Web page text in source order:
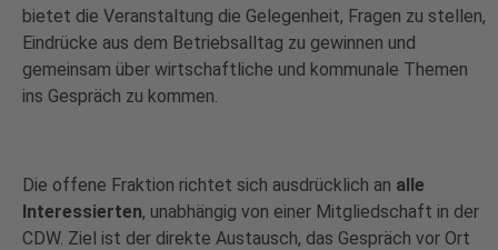
bietet die Veranstaltung die Gelegenheit, Fragen zu stellen,
Eindrücke aus dem Betriebsalltag zu gewinnen und
gemeinsam über wirtschaftliche und kommunale Themen
ins Gespräch zu kommen.
Die offene Fraktion richtet sich ausdrücklich an alle
Interessierten, unabhängig von einer Mitgliedschaft in der
CDW. Ziel ist der direkte Austausch, das Gespräch vor Ort